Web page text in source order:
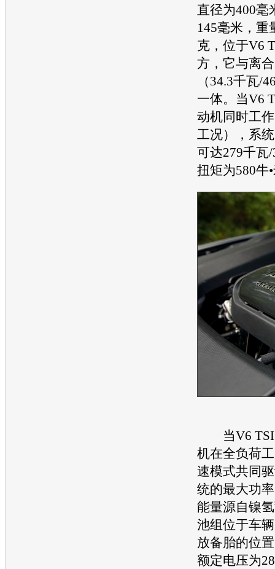
直径为400毫
145毫米，重
克，位于V6
方，它与离
（34.3千瓦/
一体。当V6
动机同时工
工况），系
可达279千瓦
扭矩为580牛
当V6
机在全负荷
速模式共同
统的最大功
能量源自镍
池组位于车
放备胎的位
额定电压为